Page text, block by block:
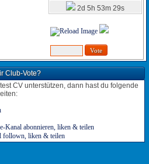
2d 5h 53m 29s
Club-Vote?
CV unterstützen, dann hast du folgende
Kanal abonnieren, liken & teilen
follown, liken & teilen